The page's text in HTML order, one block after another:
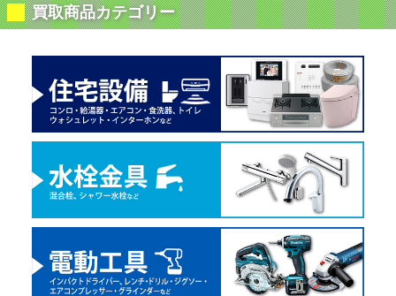
買取商品カテゴリー